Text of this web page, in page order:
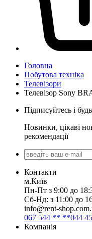
Головна
Побутова техніка
Телевізори
Телевізор Sony
Підписуйтесь і
Новинки, цікаві
рекомендації
Контакти
м.Київ
Пн-Пт з 9:00 до
Сб-Нд: з 11:00 до
info@rent-
067 544 ** **044
Компанія